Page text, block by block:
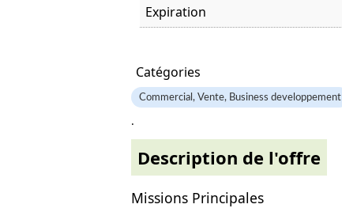
Expiration
Catégories
Commercial, Vente, Business developpement
.
Description de l'offre
Missions Principales